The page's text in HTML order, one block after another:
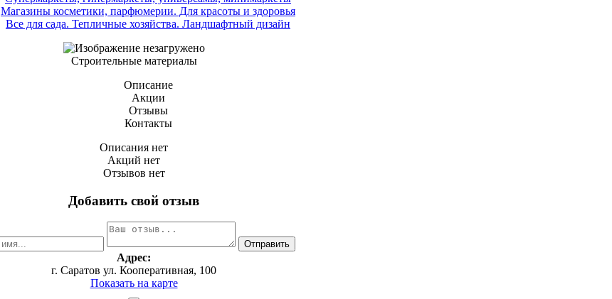
Магазины косметики, парфюмерии. Для красоты и здоровья
Все для сада. Тепличные хозяйства. Ландшафтный дизайн
Строительные материалы
Описание
Акции
Отзывы
Контакты
Описания нет
Акций нет
Отзывов нет
Добавить свой отзыв
Адрес:
г. Саратов ул. Кооперативная, 100
Показать на карте